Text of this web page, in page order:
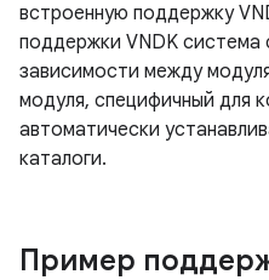
встроенную поддержку
поддержки VNDK система
зависимости между
модуля, специфичный для
автоматически
каталоги.
Пример